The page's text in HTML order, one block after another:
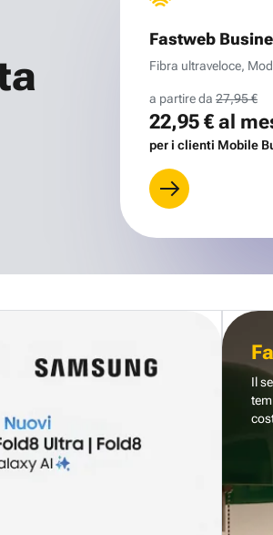
Fastweb
Fibra ultraveloce,
a partire da 27,95 €
22,95 €al
per i clienti Mobile
Il